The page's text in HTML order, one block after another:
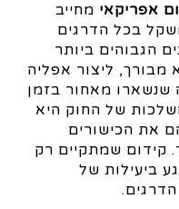
אפריקאי מחייב
בכל הדרגים
הגבוהים ביותר
מבורך, ליצור אפליה
שנשארו מאחור בזמן
של החוק היא
את הכישורים
קידום שמתקיים רק
ביעילות של